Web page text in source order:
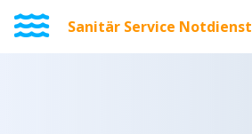
Sanitär Service Notdienst